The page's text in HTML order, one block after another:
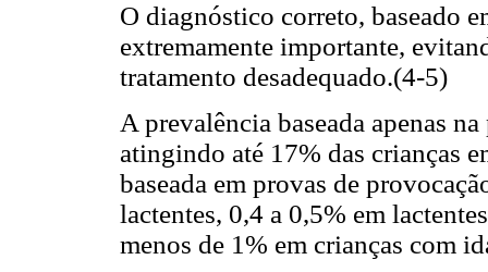
O diagnóstico correto, baseado
extremamente importante,
tratamento desadequado.(4-5)
A prevalência baseada apenas
atingindo até 17% das crianças
baseada em provas de
lactentes, 0,4 a 0,5% em
menos de 1% em crianças com